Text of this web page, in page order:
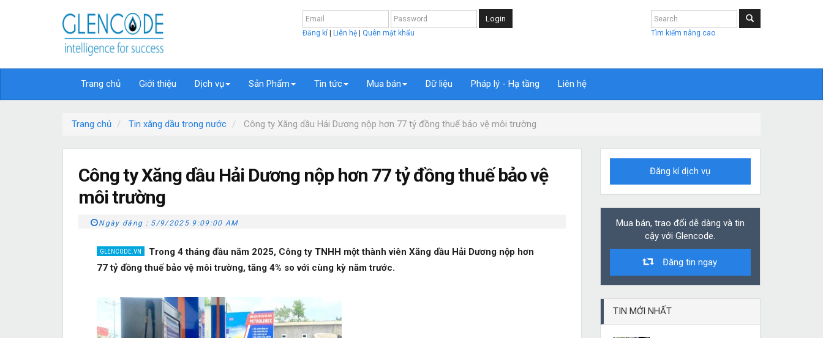
Login
Đăng kí Liên hệ Quên mật khẩu Tìm kiếm nâng cao
Trang chủ Giới thiệu Dịch vụ Sản Phẩm Tin tức Mua bán Dữ liệu Pháp lý - Hạ tầng Liên hệ
Trang chủ Tin xăng dầu trong nước Công ty Xăng dầu Hải Dương nộp hơn 77 tỷ đồng thuế bảo vệ môi trường
Công ty Xăng dầu Hải Dương nộp hơn 77 tỷ đồng thuế bảo vệ
môi trường
Ngày đăng : 5/9/2025 9:09:00 AM
Trong 4 tháng đầu năm 2025, Công ty TNHH một thành viên Xăng dầu Hải Dương nộp hơn
77 tỷ đồng thuế bảo vệ môi trường, tăng 4% so với cùng kỳ năm trước.
Đăng kí dịch vụ
Mua bán, trao đổi dễ dàng và tin
cậy với Glencode.
Đăng tin ngay
TIN MỚI NHẤT